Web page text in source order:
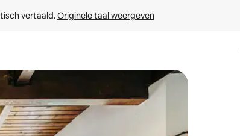
vertaald. Originele taal weergeven